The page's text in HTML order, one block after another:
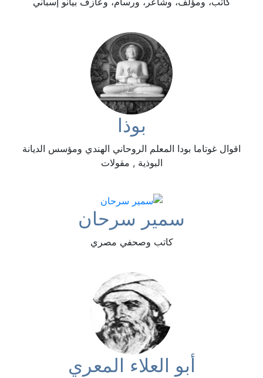
بوذا
اقوال غوتاما بودا المعلم الروحاني الهندي ومؤسس الديانة
البوذية , مقولات
سمير سرحان
كاتب وصحفي مصري
أبو العلاء المعري